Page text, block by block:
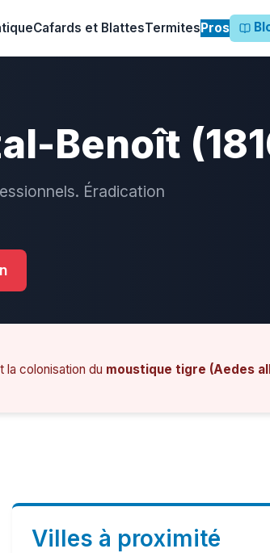
Cafards et BlattesTermitesPros
Benoît
Éradication
la colonisation du moustique tigre (Aedes
Villes à proximité